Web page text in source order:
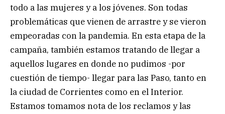
todo a las mujeres y a los jóvenes. Son todas
problemáticas que vienen de arrastre y se vieron
empeoradas con la pandemia. En esta etapa de la
campaña, también estamos tratando de llegar a
aquellos lugares en donde no pudimos -por
cuestión de tiempo- llegar para las Paso, tanto en
la ciudad de Corrientes como en el Interior.
Estamos tomamos nota de los reclamos y las